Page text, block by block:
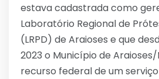
estava cadastrada como
Laboratório Regional de
(LRPD) de Araioses e que
2023 o Município de
recurso federal de um